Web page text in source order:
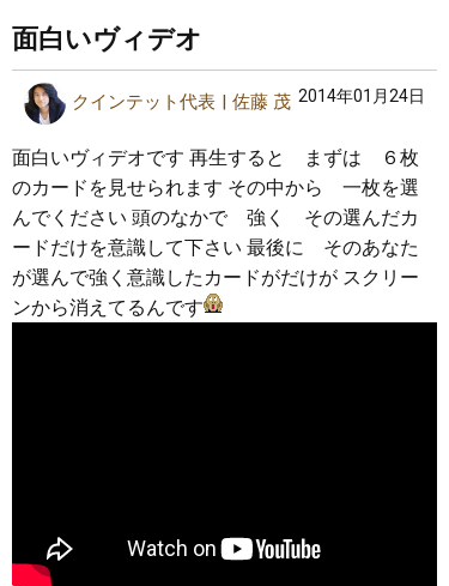
面白いヴィデオ
クインテット代表 佐藤 茂 2014年01月24日
面白いヴィデオです 再生すると まずは ６枚
のカードを見せられます その中から 一枚を選
んでください 頭のなかで 強く その選んだカ
ードだけを意識して下さい 最後に そのあなた
が選んで強く意識したカードがだけが スクリー
ンから消えてるんです